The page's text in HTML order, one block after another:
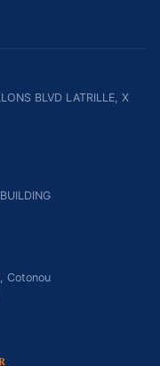
BLVD LATRILLE, X
Cotonou